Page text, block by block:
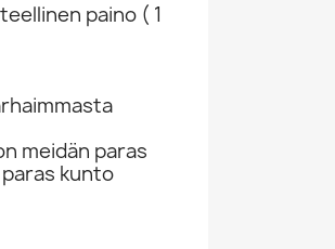
paino ( 1
meidän paras
paras kunto